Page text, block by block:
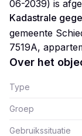
Kadastrale
gemeente
7519A,
Over het
Type
Groep
Gebruikssituatie